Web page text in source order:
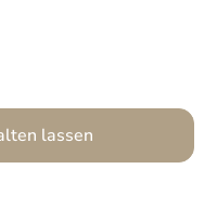
lassen